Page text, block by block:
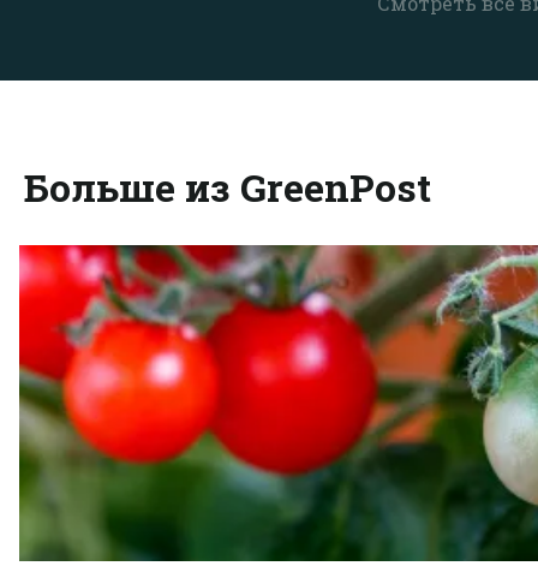
Больше из GreenPost